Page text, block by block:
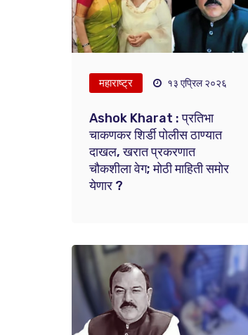
महाराष्ट्र १३ एप्रिल २०२६
Ashok Kharat : प्रतिभा
चाकणकर शिर्डी पोलीस ठाण्यात
दाखल, खरात प्रकरणात
चौकशीला वेग; मोठी माहिती समोर
येणार ?